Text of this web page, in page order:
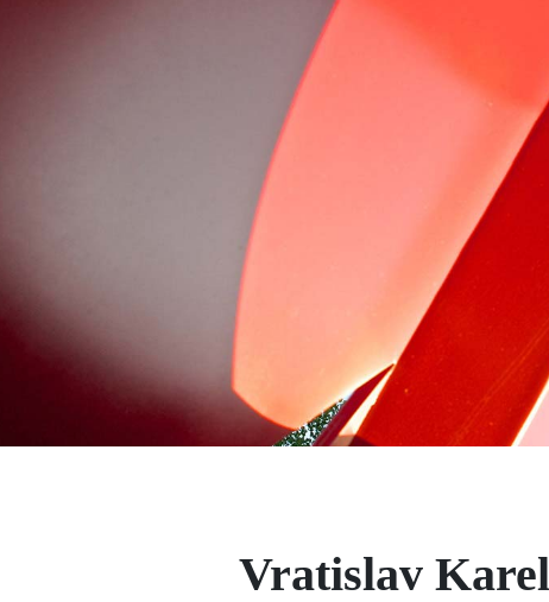
Vratislav